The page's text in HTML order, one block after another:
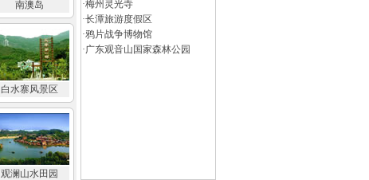
南澳岛
白水寨风景区
观澜山水田园
·梅州灵光寺
·长潭旅游度假区
·鸦片战争博物馆
·广东观音山国家森林公园